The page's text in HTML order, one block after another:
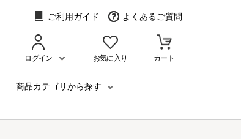
ご利用ガイド よくあるご質問
ログイン お気に入り カート
商品カテゴリから探す